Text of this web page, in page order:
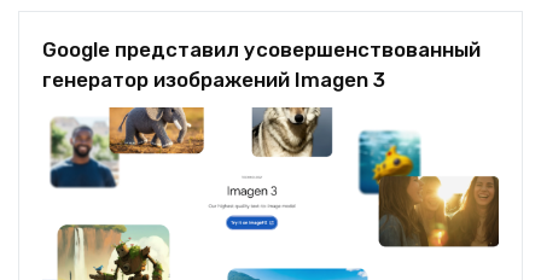
Google представил усовершенствованный
генератор изображений Imagen 3